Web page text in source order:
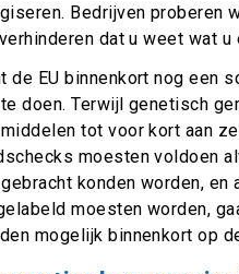
Bedrijven proberen
dat u weet wat u
de EU binnenkort nog een
doen. Terwijl genetisch
tot voor kort aan
moesten voldoen
konden worden, en
moesten worden,
mogelijk binnenkort op